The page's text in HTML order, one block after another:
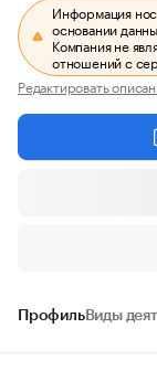
Информация
основании
Компания не
отношений с
Редактировать
ПрофильВиды